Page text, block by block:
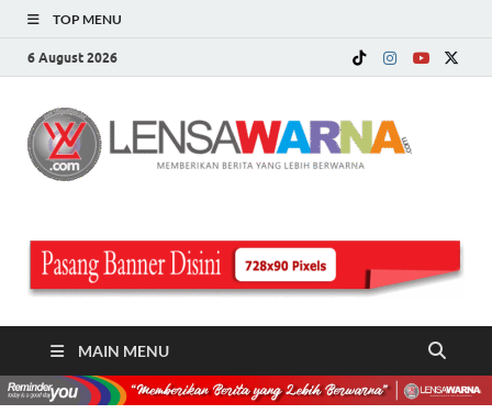
TOP MENU
6 August 2026
MAIN MENU